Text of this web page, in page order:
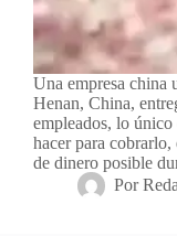
Una empresa china
Henan, China,
empleados, lo único
hacer para
de dinero posible
Por